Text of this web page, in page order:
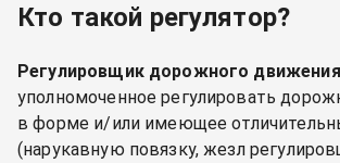
Кто такой регулятор?
Регулировщик дорожного движения
уполномоченное регулировать
в форме и/или имеющее
(нарукавную повязку, жезл